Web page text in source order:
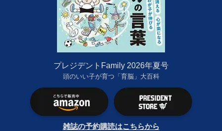
プレジデントFamily 2026年夏号
頭のいい子が育つ「育脳」大百科
雑誌の予約購読はこちらから